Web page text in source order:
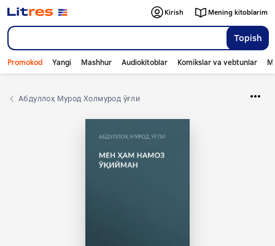
Topish
Kirish Mening kitoblarim
Promokod Yangi Mashhur Audiokitoblar Komikslar va vebtunlar
Абдуллоҳ Мурод Холмурод ўғли